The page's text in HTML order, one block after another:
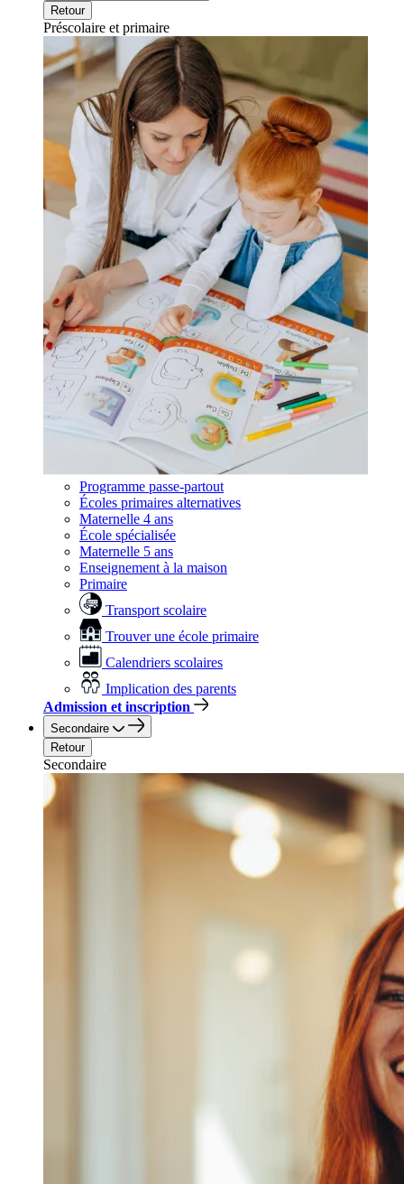
Retour
Préscolaire et primaire
Programme passe-partout
Écoles primaires alternatives
Maternelle 4 ans
École spécialisée
Maternelle 5 ans
Enseignement à la maison
Primaire
Transport scolaire
Trouver une école primaire
Calendriers scolaires
Implication des parents
Admission et inscription
Secondaire
Retour
Secondaire